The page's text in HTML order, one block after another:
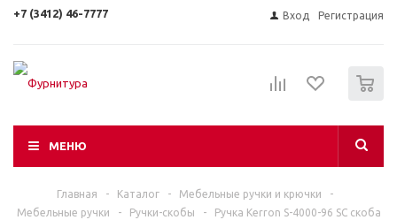
+7 (3412) 46-7777 Вход Регистрация
МЕНЮ
Главная - Каталог - Мебельные ручки и крючки
-
Мебельные ручки
- Ручки-скобы -
Ручка Kerron S-4000-96 SC скоба